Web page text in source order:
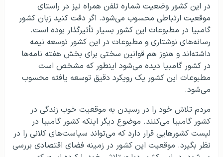
در این کشور وضعیت شماره تلفن همراه نیز در راستای
موقعیت ارتباطی محسوب می‌شود. اگر دقت کنید زبان کشور
گامبیا در مطبوعات این کشور بسیار تأثیرگذار بوده است.
رسانه‌های نوشتاری و مطبوعات در این کشور توسعه نیمه
داشته‌اند و هنوز هم قوانین سختی برای بخش هفته نامه‌ها
در کشور گامبیا دیده می‌شود اینطور که مشخص است
مطبوعات این کشور یک رویکرد دقیق توسعه یافته محسوب
می‌شود.
مردم تلاش خود را در رسیدن به موقعیت خوب زندگی در
کشور گامبیا می‌کنند. موضوع دیگر اینکه کشور گامبیا در
لیست کشورهایی قرار دارد که می‌تواند سیاست‌های کلانی را در
نظر بگیرد. موقعیت این کشور در زمینه فضای اقتصادی بررسی